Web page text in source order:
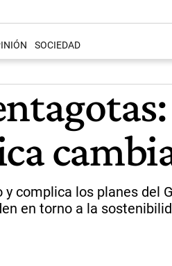
SOCIEDAD
complica los planes del
en torno a la